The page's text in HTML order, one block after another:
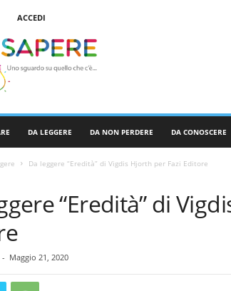
ACCEDI
DA LEGGERE DA NON PERDERE DA CONOSCERE
Da leggere “Eredità” di Vigdis Hjorth per Fazi Editore
“Eredità” di
- Maggio 21, 2020